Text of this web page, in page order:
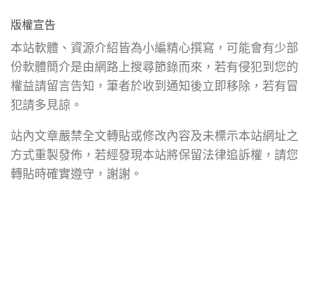
版權宣告
本站軟體、資源介紹皆為小編精心撰寫，可能會有少部
份軟體簡介是由網路上搜尋節錄而來，若有侵犯到您的
權益請留言告知，筆者於收到通知後立即移除，若有冒
犯請多見諒。
站內文章嚴禁全文轉貼或修改內容及未標示本站網址之
方式重製發佈，若經發現本站將保留法律追訴權，請您
轉貼時確實遵守，謝謝。